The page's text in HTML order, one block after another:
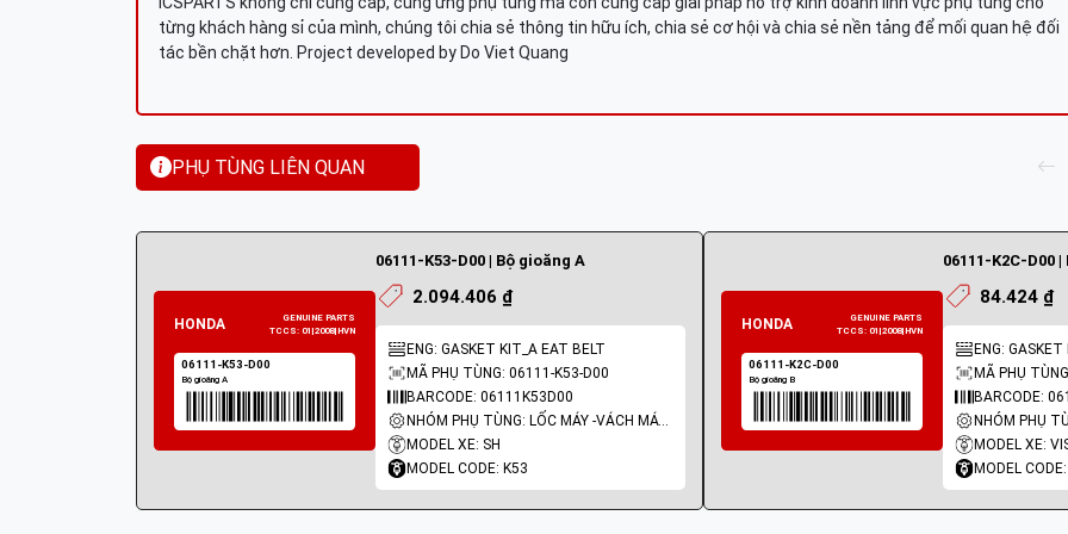
từng khách hàng sỉ của mình, chúng tôi chia sẻ thông tin hữu ích, chia sẻ cơ hội và chia sẻ nền tảng để mối quan hệ đối
tác bền chặt hơn. Project developed by Do Viet Quang
PHỤ TÙNG LIÊN QUAN
06111-K53-D00 | Bộ gioăng A
2.094.406 ₫
ENG: GASKET KIT_A EAT BELT
MÃ PHỤ TÙNG: 06111-K53-D00
BARCODE: 06111K53D00
NHÓM PHỤ TÙNG: LỐC MÁY -VÁCH MÁY - GIOĂNG MÁY
MODEL XE: SH
MODEL CODE: K53
06111-K2C-D00 |
84.424 ₫
ENG: GASKET
MÃ PHỤ
BARCODE:
MODEL XE:
MODEL